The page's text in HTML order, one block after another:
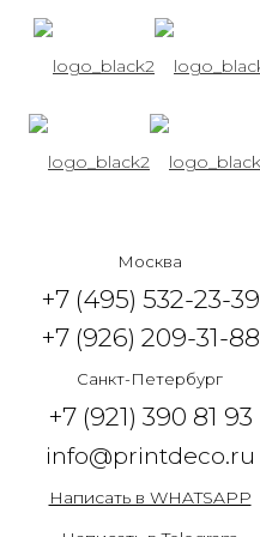
Москва
+7 (495) 532-23-39
+7 (926) 209-31-88
Санкт-Петербург
+7 (921) 390 81 93
info@printdeco.ru
Написать в WHATSAPP